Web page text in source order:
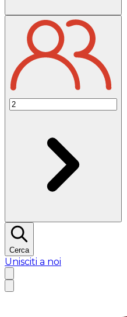
Cerca
Unisciti a noi